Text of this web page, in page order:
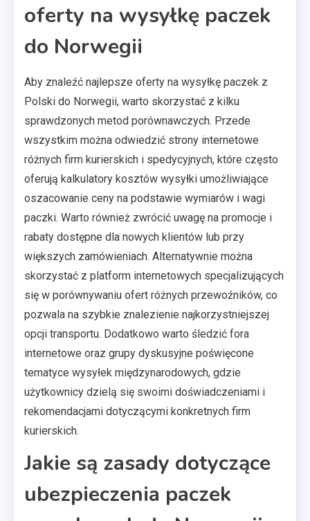
oferty na wysyłkę paczek
do Norwegii
Aby znaleźć najlepsze oferty na wysyłkę paczek z
Polski do Norwegii, warto skorzystać z kilku
sprawdzonych metod porównawczych. Przede
wszystkim można odwiedzić strony internetowe
różnych firm kurierskich i spedycyjnych, które często
oferują kalkulatory kosztów wysyłki umożliwiające
oszacowanie ceny na podstawie wymiarów i wagi
paczki. Warto również zwrócić uwagę na promocje i
rabaty dostępne dla nowych klientów lub przy
większych zamówieniach. Alternatywnie można
skorzystać z platform internetowych specjalizujących
się w porównywaniu ofert różnych przewoźników, co
pozwala na szybkie znalezienie najkorzystniejszej
opcji transportu. Dodatkowo warto śledzić fora
internetowe oraz grupy dyskusyjne poświęcone
tematyce wysyłek międzynarodowych, gdzie
użytkownicy dzielą się swoimi doświadczeniami i
rekomendacjami dotyczącymi konkretnych firm
kurierskich.
Jakie są zasady dotyczące
ubezpieczenia paczek